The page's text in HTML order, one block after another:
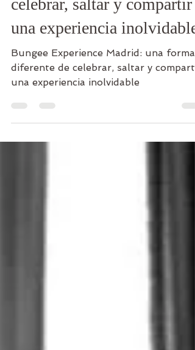
celebrar, saltar y compartir
una experiencia inolvidable
Bungee Experience Madrid: una forma
diferente de celebrar, saltar y
una experiencia inolvidable